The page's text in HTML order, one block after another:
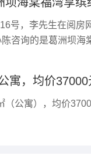
号，李先生在阅房
咨询的是葛洲坝海
寓，均价37000
公寓），均价